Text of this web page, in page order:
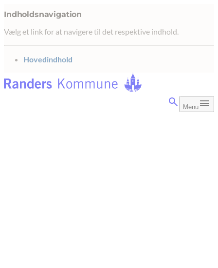
Indholdsnavigation
Vælg et link for at navigere til det respektive indhold.
gå til
Hovedindhold
Menu